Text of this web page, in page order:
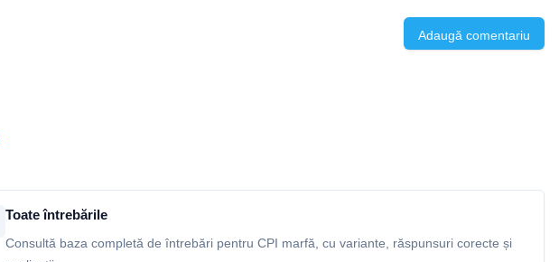
Adaugă comentariu
Toate întrebările
Consultă baza completă de întrebări pentru CPI marfă, cu variante, răspunsuri corecte și